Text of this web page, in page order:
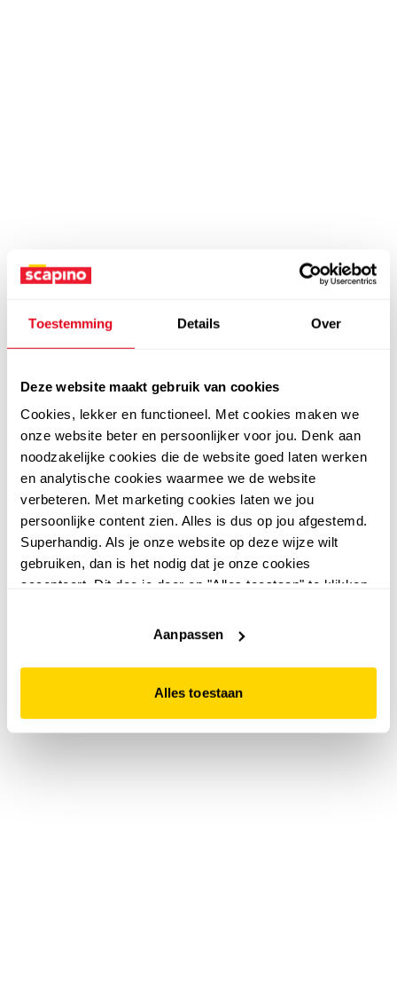
Toestemming Details Over
Deze website maakt gebruik van cookies
Cookies, lekker en functioneel. Met cookies maken we
onze website beter en persoonlijker voor jou. Denk aan
noodzakelijke cookies die de website goed laten werken
en analytische cookies waarmee we de website
verbeteren. Met marketing cookies laten we jou
persoonlijke content zien. Alles is dus op jou afgestemd.
Superhandig. Als je onze website op deze wijze wilt
gebruiken, dan is het nodig dat je onze cookies
accepteert. Dit doe je door op "Alles toestaan" te klikken.
website niet optimaal functioneert.
Aanpassen
Alles toestaan